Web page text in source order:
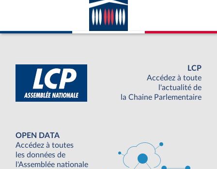
LCP
Accédez à toute
l'actualité de
la Chaine Parlementaire
OPEN DATA
Accédez à toutes
les données de
l'Assemblée nationale